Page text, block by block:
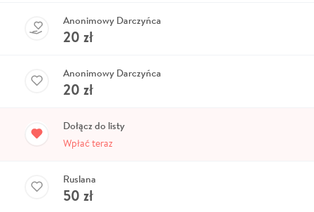
Anonimowy Darczyńca
20 zł
Anonimowy Darczyńca
20 zł
Dołącz do listy
Wpłać teraz
Ruslana
50 zł